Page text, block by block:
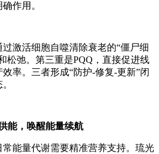
作用。
激活细胞自噬清除衰老的“僵尸细
松弛。第三重是PQQ，直接促进线
率。三者形成“防护-修复-更新”闭
能，唤醒能量续航
能量代谢需要精准营养支持。琉光